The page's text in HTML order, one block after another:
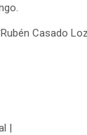
Casado
|